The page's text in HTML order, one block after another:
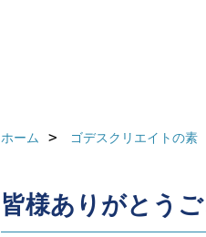
ホーム ゴデスクリエイトの素
皆様ありがとう